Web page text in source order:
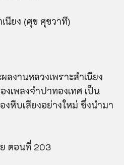
นียง (ศุข ศุขวาที)
ลงานหลวงเพราะสำเนียง
เพลงจำปาทองเทศ เป็น
งหีบเสียงอย่างใหม่ ซึ่งนำมา
ตอนที่ 203